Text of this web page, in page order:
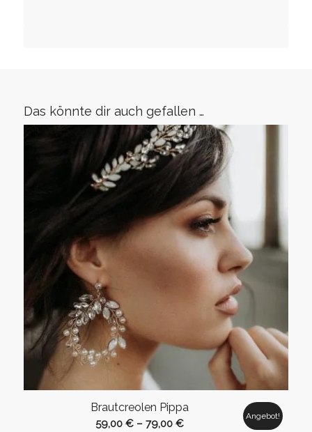
Das könnte dir auch gefallen …
Brautcreolen Pippa
59,00 €– 79,00 €
Angebot!